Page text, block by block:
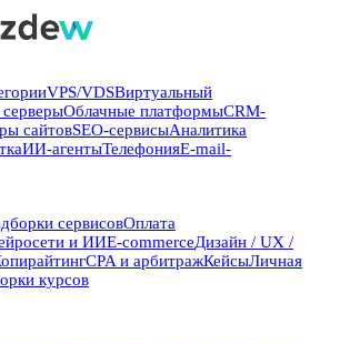
VPS/VDSВиртуальный
Облачные платформыCRM-
сайтовSEO-сервисыАналитика
ИИ-агентыТелефонияE-mail-
сервисовОплата
и ИИE-commerceДизайн / UX /
CPA и арбитражКейсыЛичная
курсов